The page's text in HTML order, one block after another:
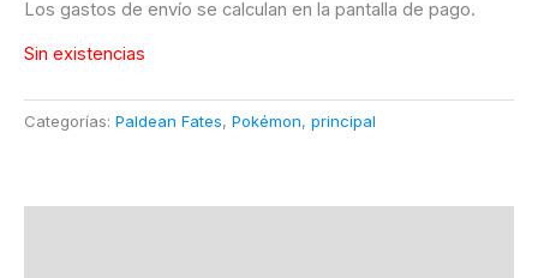
Los gastos de envío se calculan en la pantalla de pago.
Sin existencias
Categorías: Paldean Fates, Pokémon, principal